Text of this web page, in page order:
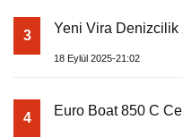
3 Yeni Vira Denizcilik
18 Eylül 2025-21:02
4 Euro Boat 850 C